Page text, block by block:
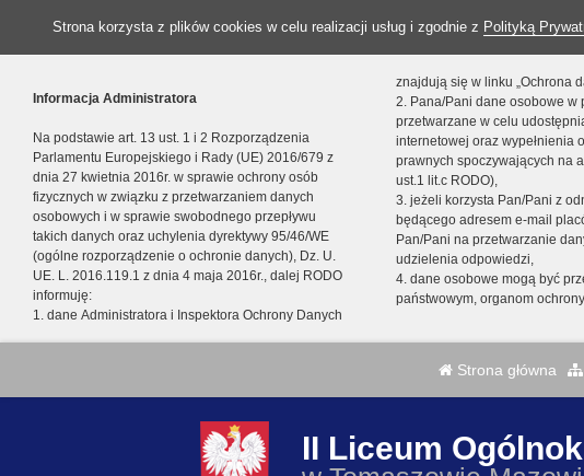
Strona korzysta z plików cookies w celu realizacji usług i zgodnie z Polityką
Informacja Administratora
Na podstawie art. 13 ust. 1 i 2 Rozporządzenia
Parlamentu Europejskiego i Rady (UE) 2016/679 z
dnia 27 kwietnia 2016r. w sprawie ochrony osób
fizycznych w związku z przetwarzaniem danych
osobowych i w sprawie swobodnego przepływu
takich danych oraz uchylenia dyrektywy 95/46/WE
(ogólne rozporządzenie o ochronie danych), Dz. U.
UE. L. 2016.119.1 z dnia 4 maja 2016r., dalej RODO
informuję:
1. dane Administratora i Inspektora Ochrony Danych
znajdują się w linku „Ochrona
2. Pana/Pani dane osobowe w
przetwarzane w celu
internetowej oraz wypełnienia
prawnych spoczywających na
ust.1 lit.c RODO),
3. jeżeli korzysta Pan/Pani z
będącego adresem e-mail
Pan/Pani na przetwarzanie
udzielenia odpowiedzi,
4. dane osobowe mogą być
państwowym, organom
Strona główna
II Liceum